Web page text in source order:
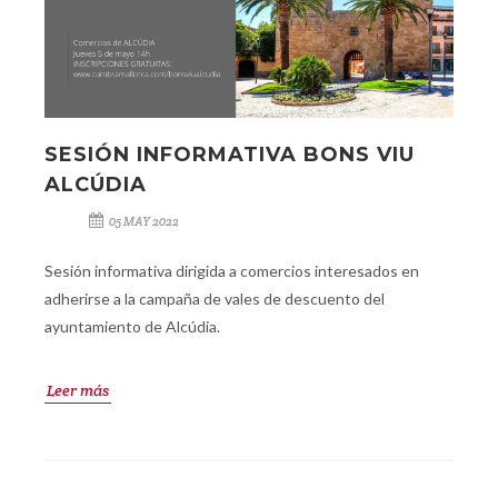
SESIÓN INFORMATIVA BONS VIU
ALCÚDIA
05 MAY 2022
Sesión informativa dirigida a comercios interesados en
adherirse a la campaña de vales de descuento del
ayuntamiento de Alcúdia.
Leer más